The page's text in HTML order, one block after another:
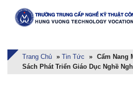
Trang Chủ » Tin Tức » Cẩm Nang
Sách Phát Triển Giáo Dục Nghề